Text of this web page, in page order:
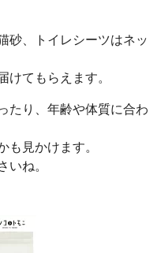
砂、トイレシーツはネッ
けてもらえます。
たり、年齢や体質に合わ
も見かけます。
いね。